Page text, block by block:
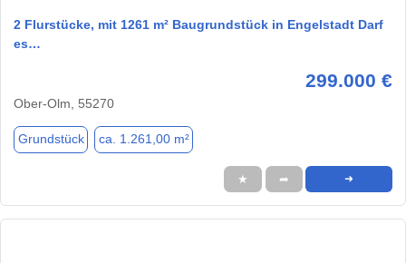
2 Flurstücke, mit 1261 m² Baugrundstück in Engelstadt Darf
es…
299.000 €
Ober-Olm, 55270
Grundstück ca. 1.261,00 m²
★ ➦ ➜